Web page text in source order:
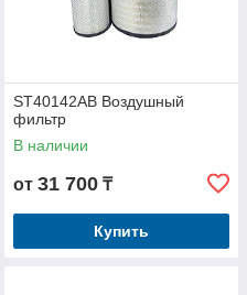
ST40142AB Воздушный
фильтр
В наличии
от 31 700 ₸
Купить